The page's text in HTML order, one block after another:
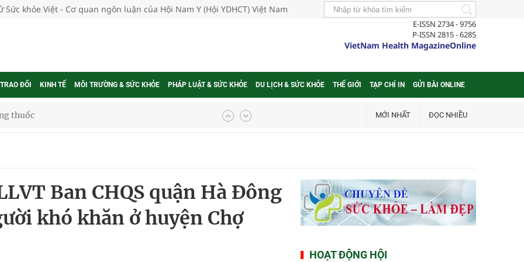
Sức khỏe Việt - Cơ quan ngôn luận của Hội Nam Y (Hội YDHCT) Việt Nam
E-ISSN 2734 - 9756
P-ISSN 2815 - 6285
VietNam Health MagazineOnline
ĐỔI KINH TẾ MÔI TRƯỜNG & SỨC KHỎE PHÁP LUẬT & SỨC KHỎE DU LỊCH & SỨC KHỎE THẾ GIỚI TẠP CHÍ IN GỬI BÀI ONLINE
thuốc
khám sàng lọc cho người dân
cực hiệu quả
gia
MỚI NHẤT ĐỌC NHIỀU
Ban CHQS quận Hà Đông
khó khăn ở huyện Chợ
HOẠT ĐỘNG HỘI